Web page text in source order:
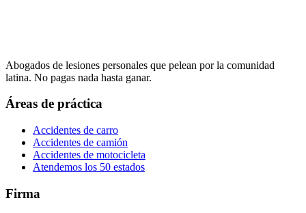
Abogados de lesiones personales que pelean por la comunidad
latina. No pagas nada hasta ganar.
Áreas de práctica
Accidentes de carro
Accidentes de camión
Accidentes de motocicleta
Atendemos los 50 estados
Firma